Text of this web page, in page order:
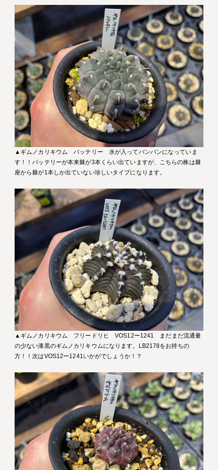
▲ギムノカリキウム バッテリー 水が入ってパンパンになっていま
す！！バッテリーが本来棘が3本くらい出ていますが、こちらの株は棘
座から棘が1本しか出ていない珍しいタイプになります。
▲ギムノカリキウム フリードリヒ VOS12ー1241 まだまだ流通量
の少ない漆黒のギムノカリキウムになります。LB2178をお持ちの
方！！次はVOS12ー1241いかがでしょうか！？